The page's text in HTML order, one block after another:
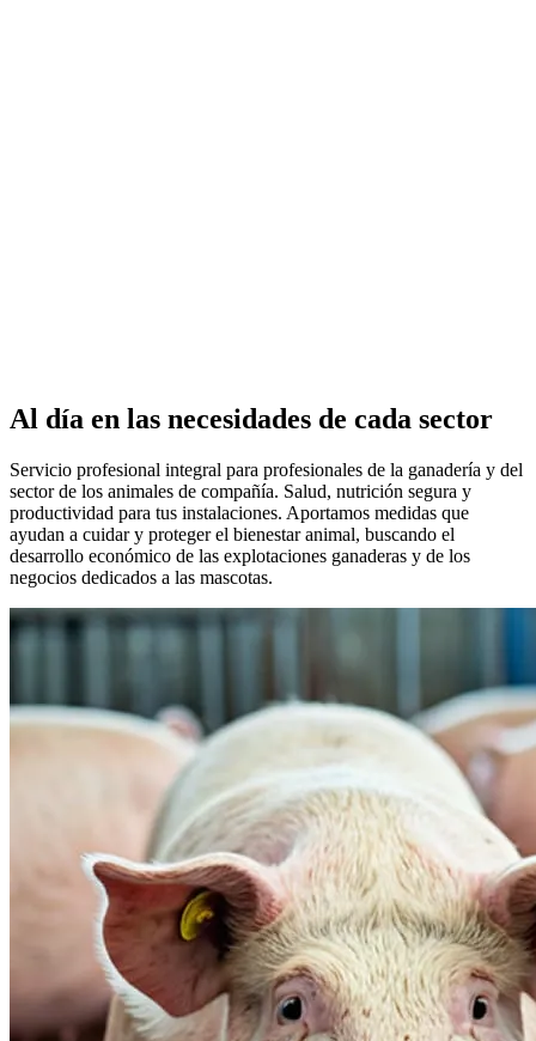
Al día en las necesidades de cada sector
Servicio profesional integral para profesionales de la ganadería y del
sector de los animales de compañía. Salud, nutrición segura y
productividad para tus instalaciones. Aportamos medidas que
ayudan a cuidar y proteger el bienestar animal, buscando el
desarrollo económico de las explotaciones ganaderas y de los
negocios dedicados a las mascotas.